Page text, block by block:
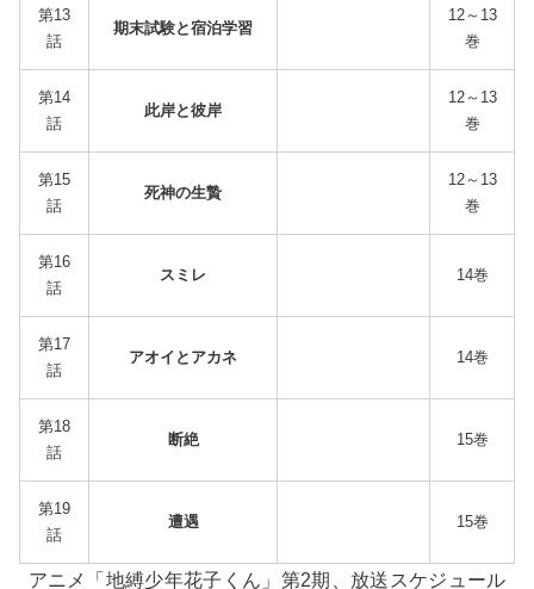
第13
話
期末試験と宿泊学習
12～13
巻
第14
話
此岸と彼岸
12～13
巻
第15
話
死神の生贄
12～13
巻
第16
話
スミレ 14巻
第17
話
アオイとアカネ 14巻
第18
話
断絶 15巻
第19
話
遭遇 15巻
アニメ「地縛少年花子くん」第2期、放送スケジュール